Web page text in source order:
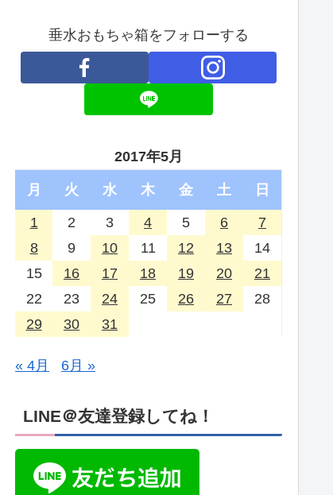
垂水おもちゃ箱をフォローする
2017年5月
月 火 水 木 金 土 日
1 2 3 4 5 6
7
8
9 10 11 12 13
14
15
16 17 18 19 20
21
22
23 24 25 26 27
28
29
30 31
« 4月 6月 »
LINE＠友達登録してね！